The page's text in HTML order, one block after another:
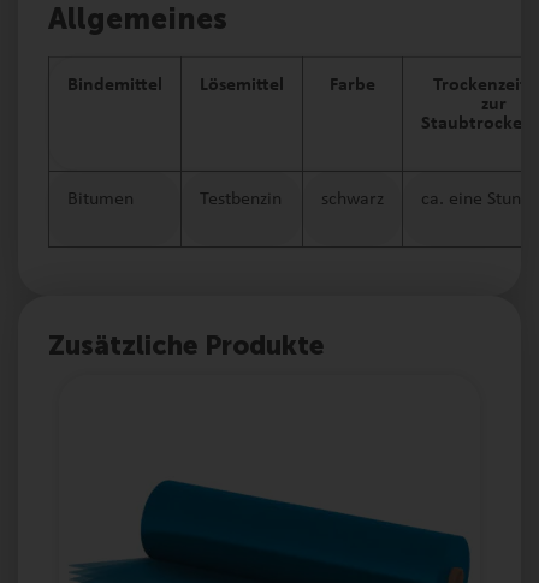
Allgemeines
Bindemittel Lösemittel Farbe
Trockenzeit
zur
Bitumen Testbenzin schwarz ca. eine Stunde
Zusätzliche Produkte